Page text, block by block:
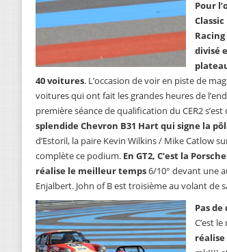
Pour
Racing
divisé
40 voitures. L’occasion de voir en piste de
voitures qui ont fait les grandes heures de
première séance de qualification du CER2
splendide Chevron B31 Hart qui signe la
d’Estoril, la paire Kevin Wilkins / Mike Catlow
complète ce podium. En GT2, C’est la
réalise le meilleur temps6/10° devant une
Enjalbert. John of B est troisième au volant de
Pas
C’est